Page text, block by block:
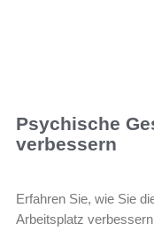
Psychische
verbessern
Erfahren Sie, wie Sie
Arbeitsplatz